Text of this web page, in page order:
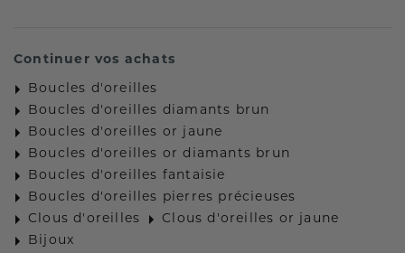
Continuer vos achats
Boucles d'oreilles
Boucles d'oreilles diamants brun
Boucles d'oreilles or jaune
Boucles d'oreilles or diamants brun
Boucles d'oreilles fantaisie
Boucles d'oreilles pierres précieuses
Clous d'oreilles
Clous d'oreilles or jaune
Bijoux